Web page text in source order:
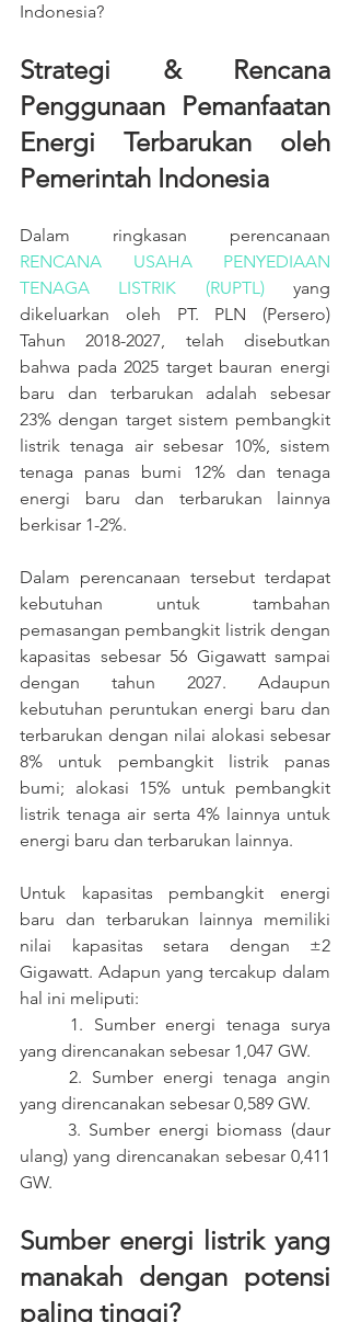
Indonesia?
Strategi & Rencana
Penggunaan Pemanfaatan
Energi Terbarukan oleh
Pemerintah Indonesia
RENCANA USAHA PENYEDIAAN
TENAGA LISTRIK (RUPTL) yang
dikeluarkan oleh PT. PLN (Persero)
Tahun 2018-2027, telah disebutkan
bahwa pada 2025 target bauran energi
baru dan terbarukan adalah sebesar
23% dengan target sistem pembangkit
listrik tenaga air sebesar 10%, sistem
tenaga panas bumi 12% dan tenaga
energi baru dan terbarukan lainnya
berkisar 1-2%.
Dalam perencanaan tersebut terdapat
kebutuhan untuk tambahan
pemasangan pembangkit listrik dengan
kapasitas sebesar 56 Gigawatt sampai
dengan tahun 2027. Adaupun
kebutuhan peruntukan energi baru dan
terbarukan dengan nilai alokasi sebesar
8% untuk pembangkit listrik panas
bumi; alokasi 15% untuk pembangkit
listrik tenaga air serta 4% lainnya untuk
energi baru dan terbarukan lainnya.
Untuk kapasitas pembangkit energi
baru dan terbarukan lainnya memiliki
nilai kapasitas setara dengan ±2
Gigawatt. Adapun yang tercakup dalam
hal ini meliputi:
yang direncanakan sebesar 1,047 GW.
yang direncanakan sebesar 0,589 GW.
ulang) yang direncanakan sebesar 0,411
GW.
Sumber energi listrik yang
manakah dengan potensi
paling tinggi?